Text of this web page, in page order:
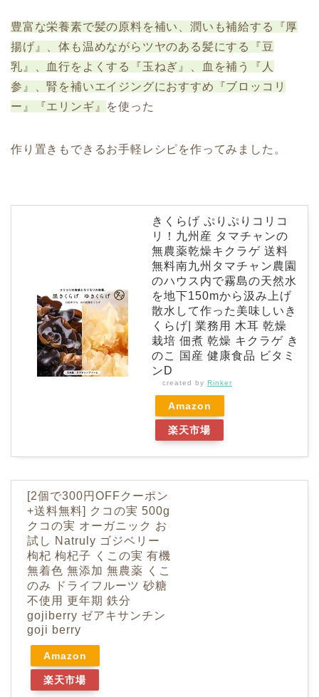
豊富な栄養素で髪の原料を補い、潤いも補給する『厚
揚げ』、体も温めながらツヤのある髪にする『豆
乳』、血行をよくする『玉ねぎ』、血を補う『人
参』、腎を補いエイジングにおすすめ『ブロッコリ
ー』『エリンギ』 を使った
作り置きもできるお手軽レシピを作ってみました。
きくらげ ぷりぷりコリコ
リ！九州産 タマチャンの
無農薬乾燥キクラゲ 送料
無料南九州タマチャン農園
のハウス内で霧島の天然水
を地下150mから汲み上げ
散水して作った美味しいき
くらげ| 業務用 木耳 乾燥
栽培 佃煮 乾燥 キクラゲ き
のこ 国産 健康食品 ビタミ
ンD
created by Rinker
Amazon
楽天市場
[2個で300円OFFクーポン
+送料無料] クコの実 500g
クコの実 オーガニック お
試し Natruly ゴジベリー
枸杞 枸杞子 くこの実 有機
無着色 無添加 無農薬 くこ
のみ ドライフルーツ 砂糖
不使用 更年期 鉄分
gojiberry ゼアキサンチン
goji berry
Amazon
楽天市場